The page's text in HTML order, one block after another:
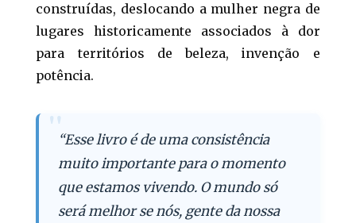
construídas, deslocando a mulher negra de
lugares historicamente associados à dor
para territórios de beleza, invenção e
potência.
“Esse livro é de uma consistência
muito importante para o momento
que estamos vivendo. O mundo só
será melhor se nós, gente da nossa